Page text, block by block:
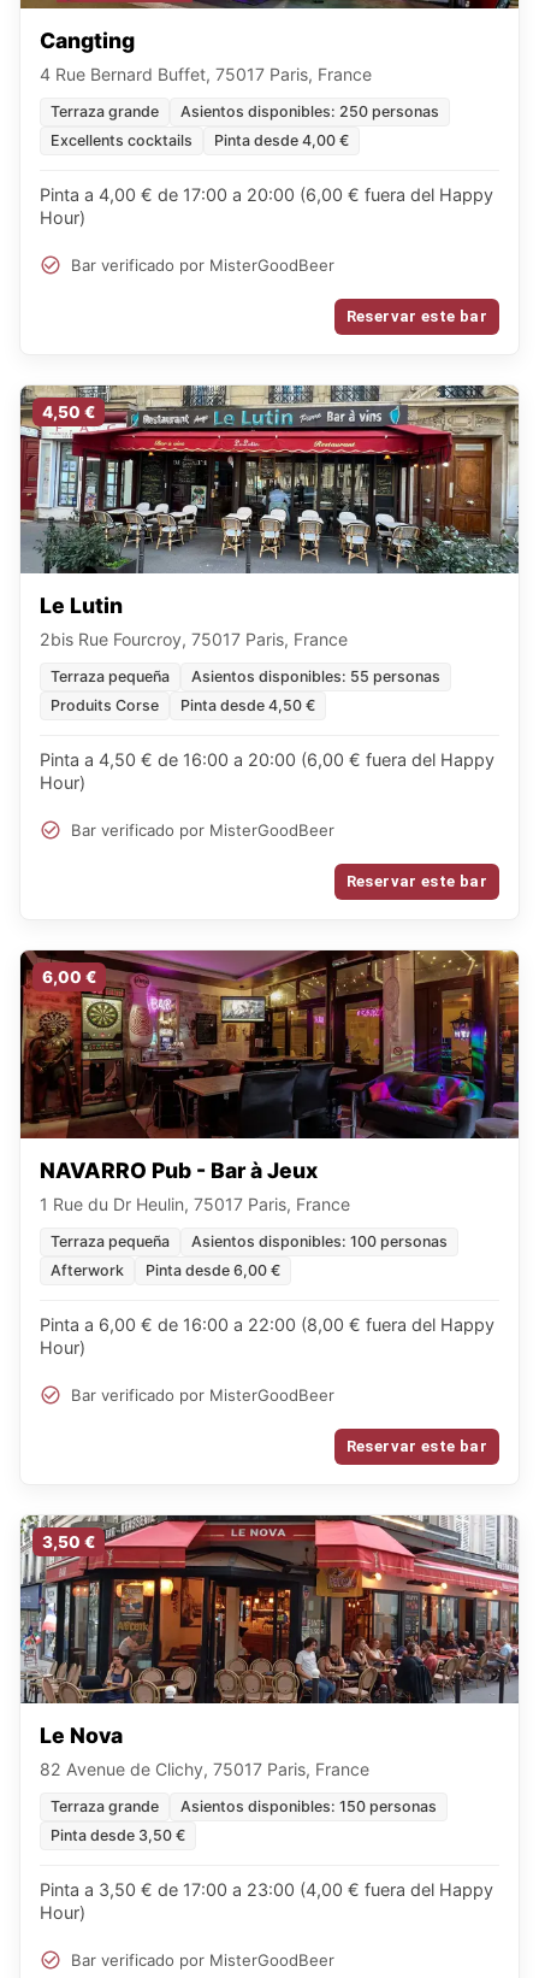
Cangting
4 Rue Bernard Buffet, 75017 Paris, France
Terraza grande
Asientos disponibles: 250 personas
Excellents cocktails
Pinta desde 4,00 €
Pinta a 4,00 € de 17:00 a 20:00 (6,00 € fuera del Happy
Hour)
Bar verificado por MisterGoodBeer
Reservar este bar
4,50 €
Le Lutin
2bis Rue Fourcroy, 75017 Paris, France
Terraza pequeña
Asientos disponibles: 55 personas
Produits Corse
Pinta desde 4,50 €
Pinta a 4,50 € de 16:00 a 20:00 (6,00 € fuera del Happy
Hour)
Bar verificado por MisterGoodBeer
Reservar este bar
6,00 €
NAVARRO Pub - Bar à Jeux
1 Rue du Dr Heulin, 75017 Paris, France
Terraza pequeña
Asientos disponibles: 100 personas
Afterwork
Pinta desde 6,00 €
Pinta a 6,00 € de 16:00 a 22:00 (8,00 € fuera del Happy
Hour)
Bar verificado por MisterGoodBeer
Reservar este bar
3,50 €
Le Nova
82 Avenue de Clichy, 75017 Paris, France
Terraza grande
Asientos disponibles: 150 personas
Pinta desde 3,50 €
Pinta a 3,50 € de 17:00 a 23:00 (4,00 € fuera del Happy
Hour)
Bar verificado por MisterGoodBeer